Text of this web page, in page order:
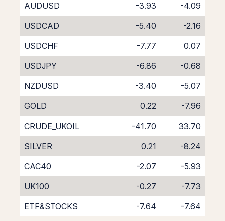
AUDUSD
-3.93
-4.09
USDCAD
-5.40
-2.16
USDCHF
-7.77
0.07
USDJPY
-6.86
-0.68
NZDUSD
-3.40
-5.07
GOLD
0.22
-7.96
CRUDE_UKOIL
-41.70
33.70
SILVER
0.21
-8.24
CAC40
-2.07
-5.93
UK100
-0.27
-7.73
ETF&STOCKS
-7.64 -7.64